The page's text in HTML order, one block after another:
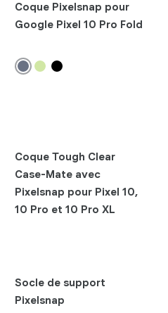
Coque Pixelsnap pour
Google Pixel 10 Pro Fold
Coque Tough Clear
Case-Mate avec
Pixelsnap pour Pixel 10,
10 Pro et 10 Pro XL
Socle de support
Pixelsnap